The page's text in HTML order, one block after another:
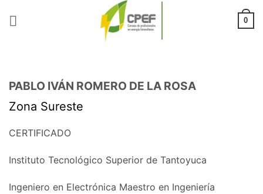
0
PABLO IVÁN ROMERO DE LA ROSA
Zona Sureste
CERTIFICADO
Instituto Tecnológico Superior de Tantoyuca
Ingeniero en Electrónica Maestro en Ingeniería